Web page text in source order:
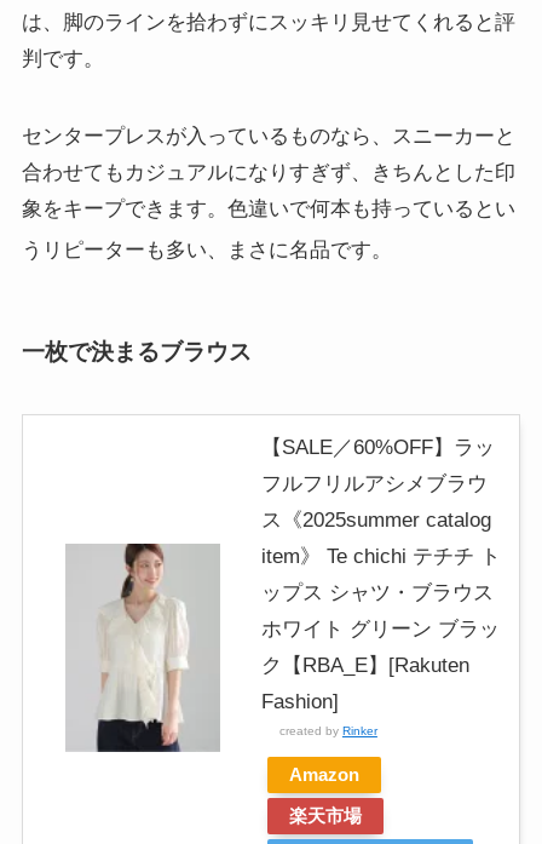
は、脚のラインを拾わずにスッキリ見せてくれると評
判です。
センタープレスが入っているものなら、スニーカーと
合わせてもカジュアルになりすぎず、きちんとした印
象をキープできます。色違いで何本も持っているとい
うリピーターも多い、まさに名品です。
一枚で決まるブラウス
【SALE／60%OFF】ラッ
フルフリルアシメブラウ
ス《2025summer catalog
item》 Te chichi テチチ ト
ップス シャツ・ブラウス
ホワイト グリーン ブラッ
ク【RBA_E】[Rakuten
Fashion]
created by Rinker
Amazon
楽天市場